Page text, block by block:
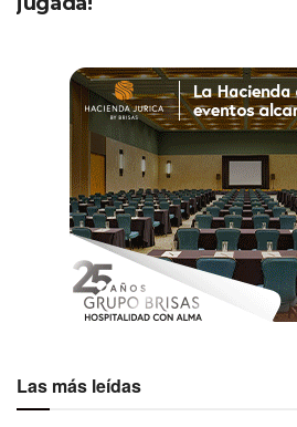
Las más leídas